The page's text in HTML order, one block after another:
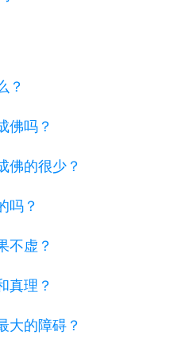
？
佛吗？
佛的很少？
吗？
不虚？
真理？
大的障碍？